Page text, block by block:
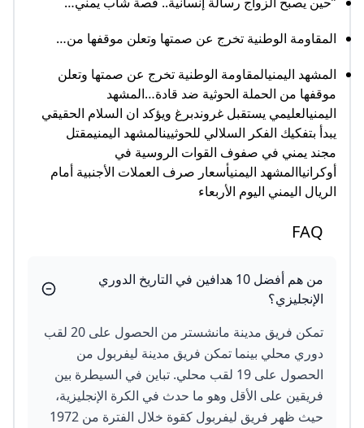
المقاومة الوطنية تخرج عن صمتها وتعلن موقفها من…
المشهد اليمنيالمقاومة الوطنية تخرج عن صمتها وتعلن
موقفها من الحملة الحوثية ضد قادة…المشهد
اليمنيالعليمي يستقبل غروندبرغ ويؤكد ان السلام الحقيقي
يبدأ بتفكيك الفكر السلالي للحوثيينالمشهد اليمنيمقتل
مجند يمني في صفوف القوات الروسية في
أوكرانياالمشهد اليمنيأسعار صرف العملات الأجنبية أمام
الريال اليمني اليوم الأربعاء
FAQ
من هم أفضل 10 هدافين في التاريخ الدوري
الإنجليزي؟
تمكن فريق مدينة مانشستر من الحصول على 20 لقب
دوري محلي بينما تمكن فريق مدينة ليفربول من
الحصول على 19 لقب محلي. تباين في السيطرة بين
فريقين على الأقل وهو ما حدث في الكرة الإنجليزية،
حيث ظهر فريق ليفربول كقوة خلال الفترة من 1972